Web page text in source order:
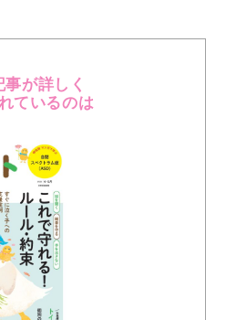
事が詳しく
ているのは